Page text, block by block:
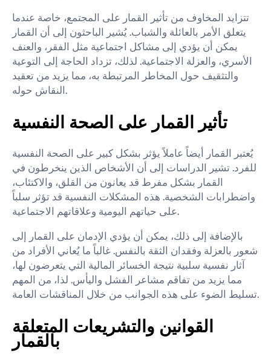
تتزايد المخاوف من تأثير القمار على المجتمع، خاصة عندما
يتعلق الأمر بالعائلة والشباب. يُشير الباحثون إلى أن القمار
يمكن أن يؤدي إلى مشاكل اجتماعية مثل الفقر، والعنف
الأسري، والعزلة الاجتماعية. لذلك، تزداد الحاجة إلى التوعية
والتثقيف حول المخاطر المرتبطة به، مما يزيد من تعقيد
النقاش حوله.
تأثير القمار على الصحة النفسية
يُعتبر القمار أيضاً عاملاً يؤثر بشكل كبير على الصحة النفسية
للفرد. تشير الدراسات إلى أن الأشخاص الذين ينخرطون في
القمار بشكل مفرط قد يعانون من القلق، والاكتئاب،
واضطرابات الشخصية. هذه المشكلات النفسية قد تؤثر سلباً
على حياتهم اليومية وعلاقاتهم الاجتماعية.
بالإضافة إلى ذلك، يمكن أن يؤدي الإدمان على القمار إلى
شعور بالعزلة وفقدان الثقة بالنفس. غالباً ما يُعاني الأفراد من
آثار نفسية سلبية نتيجة الخسائر المالية التي يتعرضون لها،
مما يزيد من تفاقم مشاعر الفشل واليأس. لذا، من المهم
تسليط الضوء على هذه الجوانب من خلال المناقشات العامة.
القوانين والتشريعات المتعلقة
بالقمار